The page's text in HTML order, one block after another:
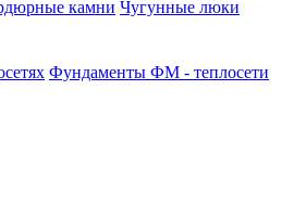
камни Чугунные люки
Фундаменты ФМ - теплосети